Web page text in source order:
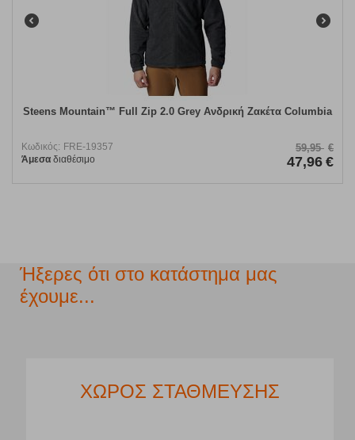
Steens Mountain™ Full Zip 2.0 Grey Ανδρική Ζακέτα Columbia
Κωδικός: FRE-19357
Άμεσα διαθέσιμο
59,95 €
47,96 €
Ήξερες ότι στο κατάστημα μας
έχουμε...
ΧΩΡΟΣ ΣΤΑΘΜΕΥΣΗΣ